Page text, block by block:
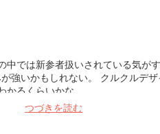
中では新参者扱いされている気が
強いかもしれない。 クルクルデ
かるくらいかな
つづきを読む